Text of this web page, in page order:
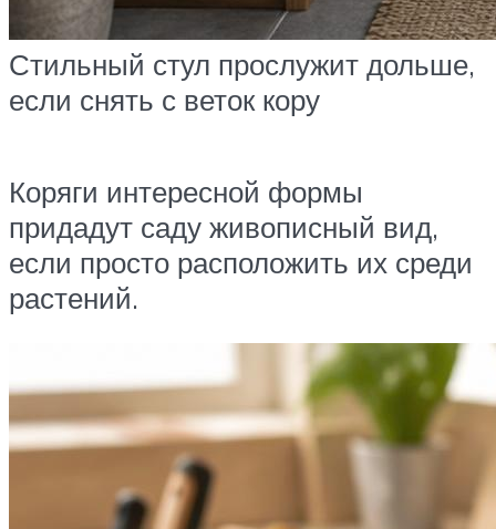
Стильный стул прослужит дольше,
если снять с веток кору
Коряги интересной формы
придадут саду живописный вид,
если просто расположить их среди
растений.